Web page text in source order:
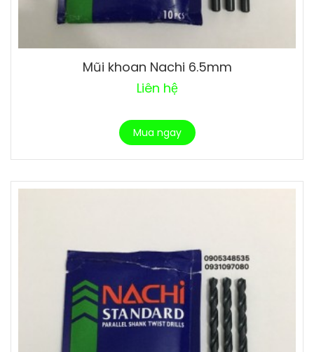
Mũi khoan Nachi 6.5mm
Liên hệ
Mua ngay